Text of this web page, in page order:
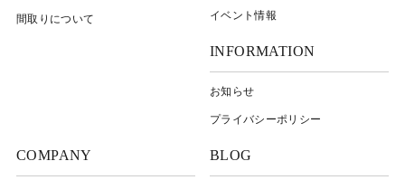
間取りについて イベント情報
INFORMATION
お知らせ
プライバシーポリシー
COMPANY BLOG